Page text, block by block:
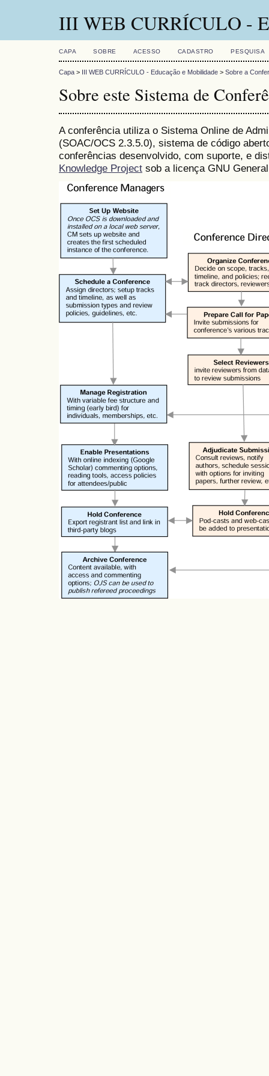
III WEB CURRÍCULO -
CAPA SOBRE ACESSO CADASTRO PESQUISA
Capa > III WEB CURRÍCULO - Educação e Mobilidade > Sobre a
Sobre este Sistema de
A conferência utiliza o Sistema Online de
(SOAC/OCS 2.3.5.0), sistema de código
conferências desenvolvido, com suporte, e
Knowledge Project sob a licença GNU